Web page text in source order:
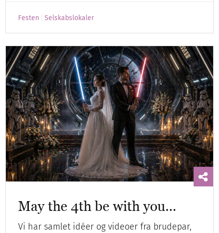
Festen Selskabslokaler
May the 4th be with you…
Vi har samlet idéer og videoer fra brudepar,